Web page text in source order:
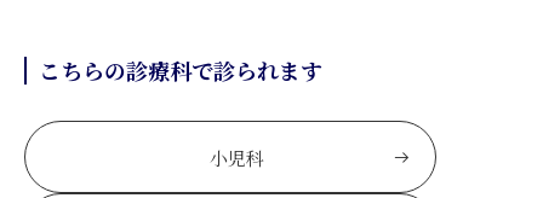
こちらの診療科で診られます
小児科